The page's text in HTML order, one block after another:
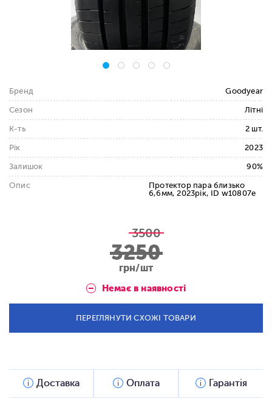
Бренд Goodyear
Сезон Літні
К-ть 2 шт.
Рік 2023
Залишок 90%
Опис
Протектор пара близько
6,6мм, 2023рік, ID w10807e
3500
3250
грн/шт
Немає в наявності
ПЕРЕГЛЯНУТИ СХОЖІ ТОВАРИ
Доставка Оплата Гарантія